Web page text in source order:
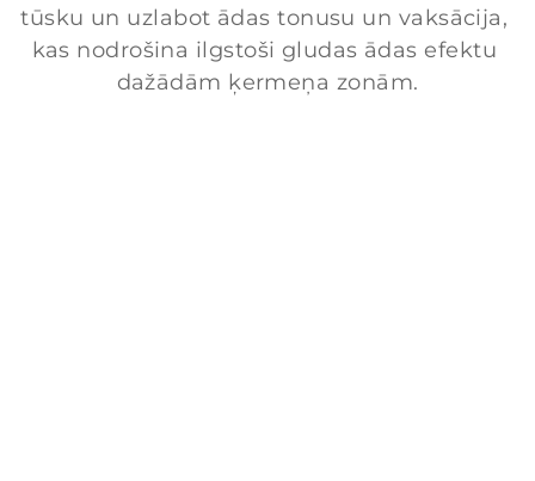
tūsku un uzlabot ādas tonusu un vaksācija,
kas nodrošina ilgstoši gludas ādas efektu
dažādām ķermeņa zonām.